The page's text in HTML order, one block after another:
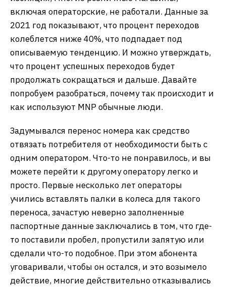
включая операторские, не работали. Данные за
2021 год показывают, что процент переходов
колеблется ниже 40%, что подпадает под
описываемую тенденцию. И можно утверждать,
что процент успешных переходов будет
продолжать сокращаться и дальше. Давайте
попробуем разобраться, почему так происходит и
как используют MNP обычные люди.
Задумывался перенос номера как средство
отвязать потребителя от необходимости быть с
одним оператором. Что-то не понравилось, и вы
можете перейти к другому оператору легко и
просто. Первые несколько лет операторы
учились вставлять палки в колеса для такого
переноса, зачастую неверно заполненные
паспортные данные заключались в том, что где-
то поставили пробел, пропустили запятую или
сделали что-то подобное. При этом абонента
уговаривали, чтобы он остался, и это возымело
действие, многие действительно отказывались